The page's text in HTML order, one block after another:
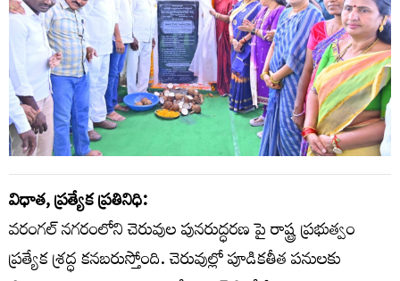
విధాత, ప్రత్యేక ప్రతినిధి:
వరంగల్ నగరంలోని చెరువుల పునరుద్ధరణ పై రాష్ట్ర ప్రభుత్వం
ప్రత్యేక శ్రద్ధ కనబరుస్తోంది. చెరువుల్లో పూడికతీత పనులకు